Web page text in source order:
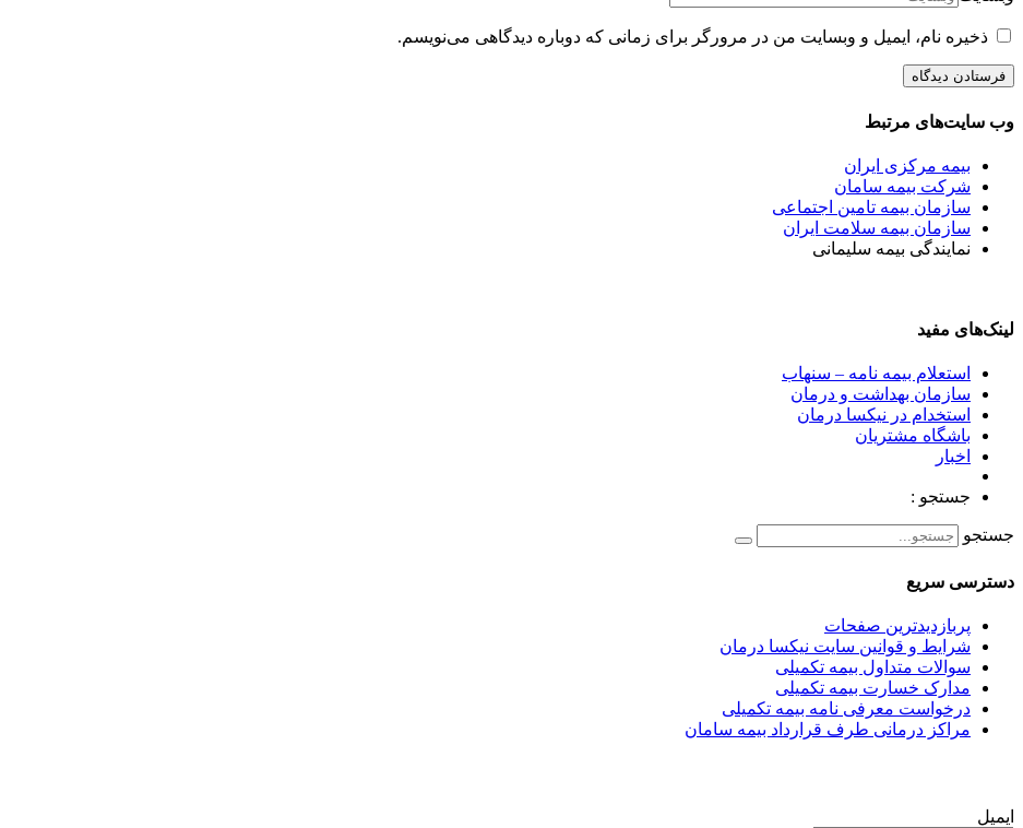
ذخیره نام، ایمیل و وبسایت من در مرورگر برای زمانی که دوباره دیدگاهی می‌نویسم.
وب سایت‌های مرتبط
بیمه مرکزی ایران
شرکت بیمه سامان
سازمان بیمه تامین اجتماعی
سازمان بیمه سلامت ایران
نمایندگی بیمه سلیمانی
لینک‌های مفید
استعلام بیمه نامه – سنهاب
سازمان بهداشت و درمان
استخدام در نیکسا درمان
باشگاه مشتریان
اخبار
جستجو :
جستجو
دسترسی سریع
پربازدیدترین صفحات
شرایط و قوانین سایت نیکسا درمان
سوالات متداول بیمه تکمیلی
مدارک خسارت بیمه تکمیلی
درخواست معرفی نامه بیمه تکمیلی
مراکز درمانی طرف قرارداد بیمه سامان
ایمیل